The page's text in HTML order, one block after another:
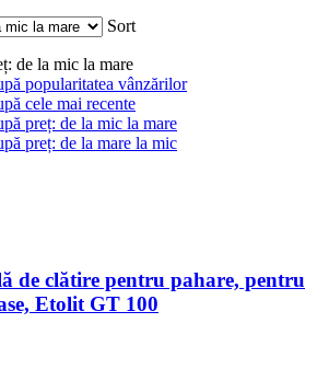
Sort
de la mic la mare
popularitatea vânzărilor
cele mai recente
preț: de la mic la mare
preț: de la mare la mic
de clătire pentru pahare, pentru
Etolit GT 100